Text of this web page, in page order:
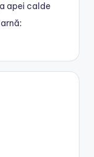
apei calde